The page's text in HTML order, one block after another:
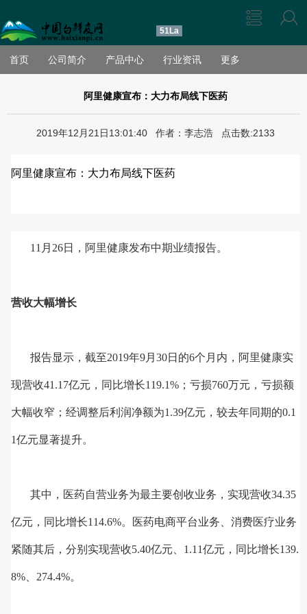
51La
首页 公司简介 产品中心 行业资讯 更多
阿里健康宣布：大力布局线下医药
2019年12月21日13:01:40 作者：李志浩 点击数:2133
阿里健康宣布：大力布局线下医药
11月26日，阿里健康发布中期业绩报告。
营收大幅增长
报告显示，截至2019年9月30日的6个月内，阿里健康实
现营收41.17亿元，同比增长119.1%；亏损760万元，亏损额
大幅收窄；经调整后利润净额为1.39亿元，较去年同期的0.1
1亿元显著提升。
其中，医药自营业务为最主要创收业务，实现营收34.35
亿元，同比增长114.6%。医药电商平台业务、消费医疗业务
紧随其后，分别实现营收5.40亿元、1.11亿元，同比增长139.
8%、274.4%。